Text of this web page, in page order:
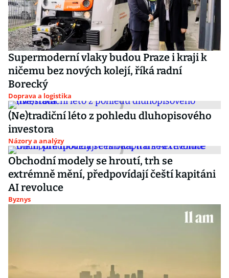
Supermoderní vlaky budou Praze i kraji k
ničemu bez nových kolejí, říká radní
Borecký
Doprava a logistika
(Ne)tradiční léto z pohledu dluhopisového
investora
Názory a analýzy
Obchodní modely se hroutí, trh se
extrémně mění, předpovídají čeští kapitáni
AI revoluce
Byznys